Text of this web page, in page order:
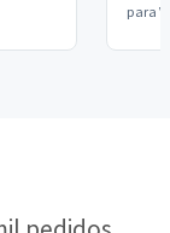
para